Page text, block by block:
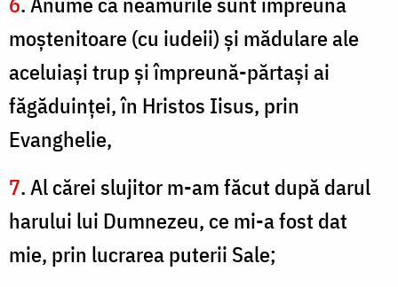
moştenitoare (cu iudeii) şi mădulare ale
aceluiaşi trup şi împreună-părtaşi ai
făgăduinţei, în Hristos Iisus, prin
Evanghelie,
7. Al cărei slujitor m-am făcut după darul
harului lui Dumnezeu, ce mi-a fost dat
mie, prin lucrarea puterii Sale;